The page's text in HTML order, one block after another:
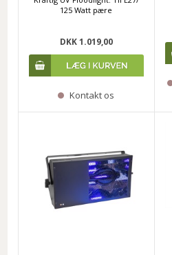
125 Watt pære
DKK 1.019,00
Kontakt os